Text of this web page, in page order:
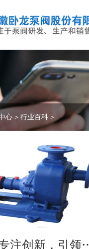
心 > 行业百科 >
安徽卧龙泵阀：专